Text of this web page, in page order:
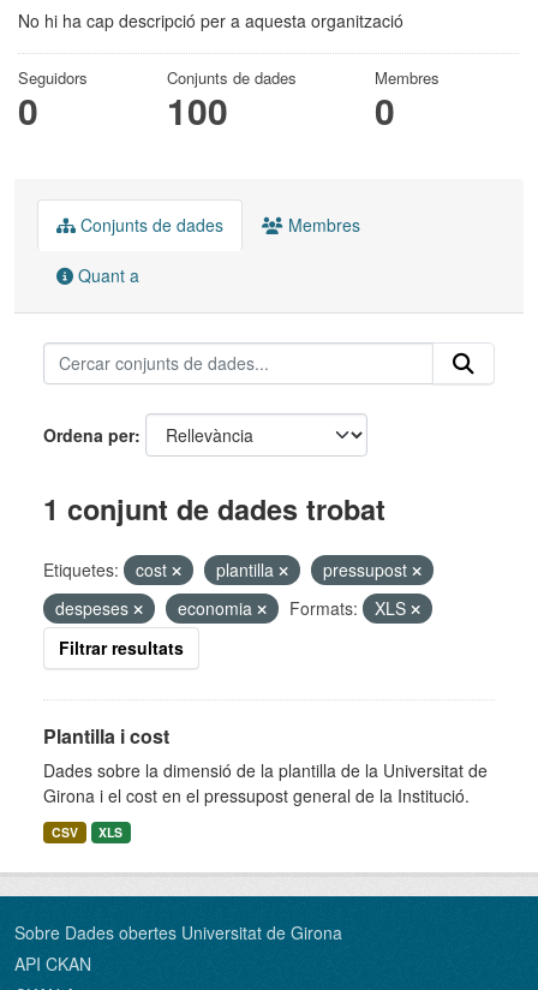
No hi ha cap descripció per a aquesta organització
Seguidors
0
Conjunts de dades
100
Membres
0
Conjunts de dades Membres
Quant a
Ordena per
1 conjunt de dades trobat
Etiquetes: cost plantilla
pressupost
despeses
economia Formats:
XLS
Filtrar resultats
Plantilla i cost
Dades sobre la dimensió de la plantilla de la Universitat de
Girona i el cost en el pressupost general de la Institució.
CSV XLS
Sobre Dades obertes Universitat de Girona
API CKAN